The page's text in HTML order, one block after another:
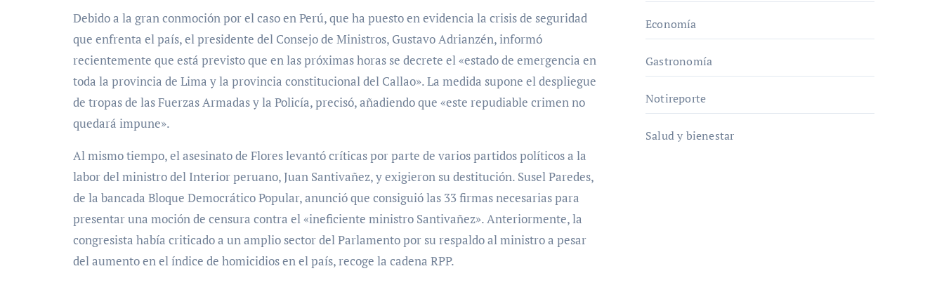
Debido a la gran conmoción por el caso en Perú, que ha puesto en evidencia la crisis de seguridad
que enfrenta el país, el presidente del Consejo de Ministros, Gustavo Adrianzén, informó
recientemente que está previsto que en las próximas horas se decrete el «estado de emergencia en
toda la provincia de Lima y la provincia constitucional del Callao». La medida supone el despliegue
de tropas de las Fuerzas Armadas y la Policía, precisó, añadiendo que «este repudiable crimen no
quedará impune».
Al mismo tiempo, el asesinato de Flores levantó críticas por parte de varios partidos políticos a la
labor del ministro del Interior peruano, Juan Santivañez, y exigieron su destitución. Susel Paredes,
de la bancada Bloque Democrático Popular, anunció que consiguió las 33 firmas necesarias para
presentar una moción de censura contra el «ineficiente ministro Santivañez». Anteriormente, la
congresista había criticado a un amplio sector del Parlamento por su respaldo al ministro a pesar
del aumento en el índice de homicidios en el país, recoge la cadena RPP.
Economía
Gastronomía
Notireporte
Salud y bienestar